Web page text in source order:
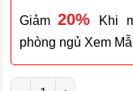
Giảm20%
Khi
phòng ngủ Xem
Ghế Sofa Thư Giãn